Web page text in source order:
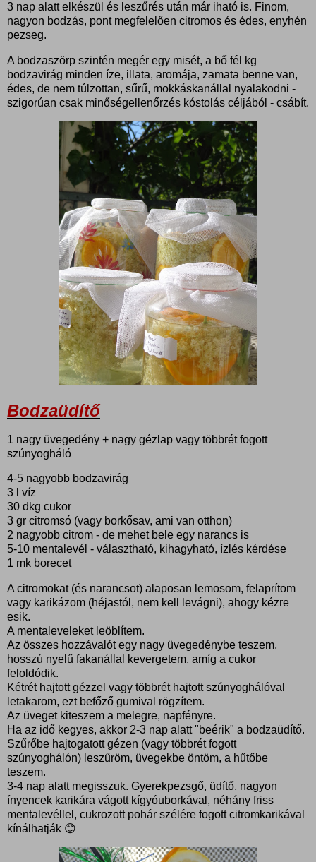
3 nap alatt elkészül és leszűrés után már iható is. Finom,
nagyon bodzás, pont megfelelően citromos és édes, enyhén
pezseg.
A bodzaszörp szintén megér egy misét, a bő fél kg
bodzavirág minden íze, illata, aromája, zamata benne van,
édes, de nem túlzottan, sűrű, mokkáskanállal nyalakodni -
szigorúan csak minőségellenőrzés kóstolás céljából - csábít.
Bodzaüdítő
1 nagy üvegedény + nagy gézlap vagy többrét fogott
szúnyogháló
4-5 nagyobb bodzavirág
3 l víz
30 dkg cukor
3 gr citromsó (vagy borkősav, ami van otthon)
2 nagyobb citrom - de mehet bele egy narancs is
5-10 mentalevél - választható, kihagyható, ízlés kérdése
1 mk borecet
A citromokat (és narancsot) alaposan lemosom, felaprítom
vagy karikázom (héjastól, nem kell levágni), ahogy kézre
esik.
A mentaleveleket leöblítem.
Az összes hozzávalót egy nagy üvegedénybe teszem,
hosszú nyelű fakanállal kevergetem, amíg a cukor
feloldódik.
Kétrét hajtott gézzel vagy többrét hajtott szúnyoghálóval
letakarom, ezt befőző gumival rögzítem.
Az üveget kiteszem a melegre, napfényre.
Ha az idő kegyes, akkor 2-3 nap alatt "beérik" a bodzaüdítő.
Szűrőbe hajtogatott gézen (vagy többrét fogott
szúnyoghálón) leszűröm, üvegekbe öntöm, a hűtőbe
teszem.
3-4 nap alatt megisszuk. Gyerekpezsgő, üdítő, nagyon
ínyencek karikára vágott kígyóuborkával, néhány friss
mentalevéllel, cukrozott pohár szélére fogott citromkarikával
kínálhatják 😊